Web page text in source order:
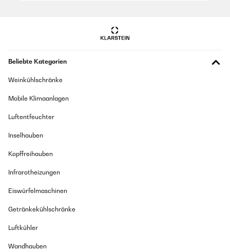
тествам всичко изглежда и работи както трябва. Проблема
заради който поставям три звезди - размерите, и по-точно
с 3 см (ш 34,5см), и когато мястото е ограничено създават
огромно неудобство). Получих потвърждение, че описанието
dans cette dimensionLook extérieur sympaTrès bon
eigenständig überprüft
Enfría correctamente, decorativa y silenciosa
Beliebte Kategorien
Weinkühlschränke
Mobile Klimaanlagen
Luftentfeuchter
Inselhauben
Kopffreihauben
Infrarotheizungen
Eiswürfelmaschinen
Getränkekühlschränke
Luftkühler
Wandhauben